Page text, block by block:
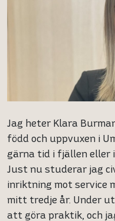
Jag heter Klara
född och uppvuxen i
gärna tid i fjällen eller
Just nu studerar jag
inriktning mot service
mitt tredje år. Under
att göra praktik, och